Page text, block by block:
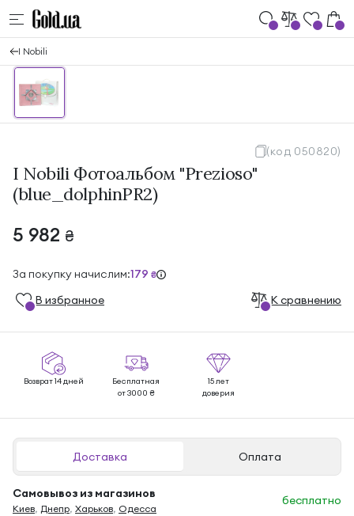
I Nobili
(код 050820)
I Nobili Фотоальбом "Prezioso"
(blue_dolphinPR2)
5 982 ₴
За покупку начислим:179 ₴
В избранноe К сравнению
Возврат 14 дней
Бесплатная
от 3000 ₴
15 лет
доверия
Доставка Оплата
Самовывоз из магазинов
Киев, Днепр, Харьков, Одесса
бесплатно